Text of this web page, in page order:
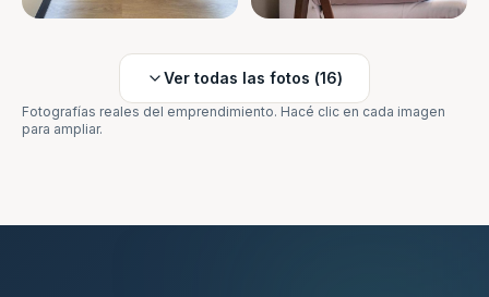
Ver todas las fotos (16)
Fotografías reales del emprendimiento. Hacé clic en cada imagen
para ampliar.